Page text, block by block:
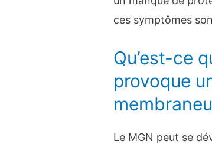
ces symptômes
Qu’est-ce
provoque
Le MGN peut se